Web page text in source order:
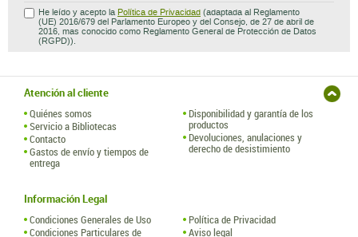
He leído y acepto la Política de Privacidad (adaptada al Reglamento
(UE) 2016/679 del Parlamento Europeo y del Consejo, de 27 de abril de
2016, mas conocido como Reglamento General de Protección de Datos
(RGPD)).
Atención al cliente
Quiénes somos
Servicio a Bibliotecas
Contacto
Gastos de envío y tiempos de
entrega
Disponibilidad y garantía de los
productos
Devoluciones, anulaciones y
derecho de desistimiento
Información Legal
Condiciones Generales de Uso
Condiciones Particulares de
Política de Privacidad
Aviso legal